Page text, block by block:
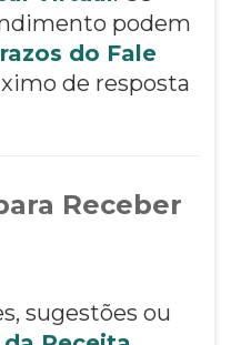
podem
do Fale
de resposta
Receber
sugestões ou